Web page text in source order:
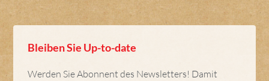
Bleiben Sie Up-to-date
Werden Sie Abonnent des Newsletters! Damit